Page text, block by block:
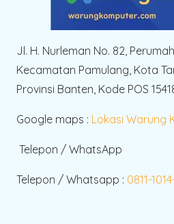
Jl. H. Nurleman No. 82,
Kecamatan Pamulang, Kota
Provinsi Banten, Kode POS
Google maps : Lokasi Warung
Telepon / WhatsApp
Telepon / Whatsapp : 0811-